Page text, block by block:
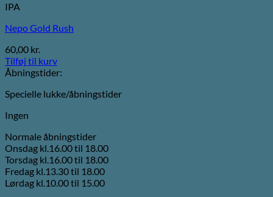
IPA
Nepo Gold Rush
60,00 kr.
Tilføj til kurv
Åbningstider:
Specielle lukke/åbningstider
Ingen
Normale åbningstider
Onsdag kl.16.00 til 18.00
Torsdag kl.16.00 til 18.00
Fredag kl.13.30 til 18.00
Lørdag kl.10.00 til 15.00